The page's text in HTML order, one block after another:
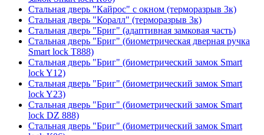
Стальная дверь "Кайрос" с окном (терморазрыв 3к)
Стальная дверь "Коралл" (терморазрыв 3к)
Стальная дверь "Бриг" (адаптивная замковая часть)
Стальная дверь "Бриг" (биометрическая дверная ручка
Smart lock T888)
Стальная дверь "Бриг" (биометрический замок Smart
lock Y12)
Стальная дверь "Бриг" (биометрический замок Smart
lock Y23)
Стальная дверь "Бриг" (биометрический замок Smart
lock DZ 888)
Стальная дверь "Бриг" (биометрический замок Smart